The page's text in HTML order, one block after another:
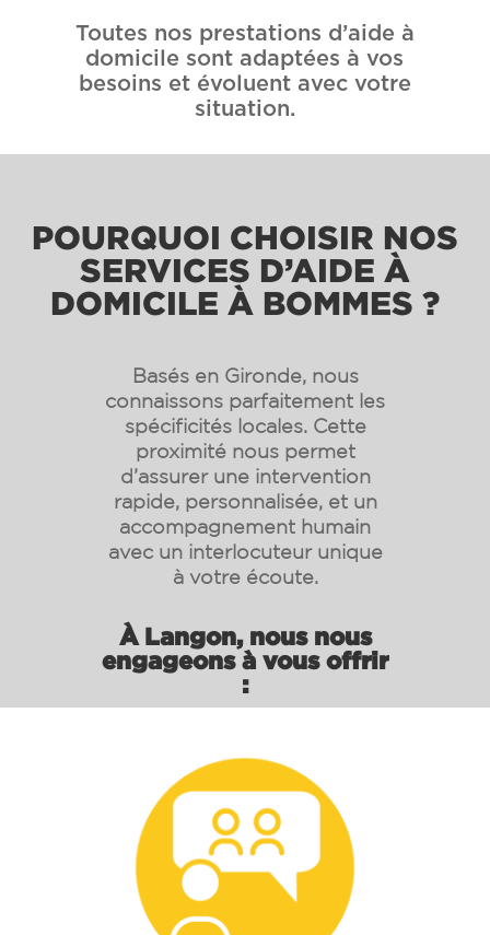
Toutes nos prestations d’aide à
domicile sont adaptées à vos
besoins et évoluent avec votre
situation.
POURQUOI CHOISIR NOS
SERVICES D’AIDE À
DOMICILE À BOMMES ?
Basés en Gironde, nous
connaissons parfaitement les
spécificités locales. Cette
proximité nous permet
d’assurer une intervention
rapide, personnalisée, et un
accompagnement humain
avec un interlocuteur unique
à votre écoute.
À Langon, nous nous
engageons à vous offrir
: